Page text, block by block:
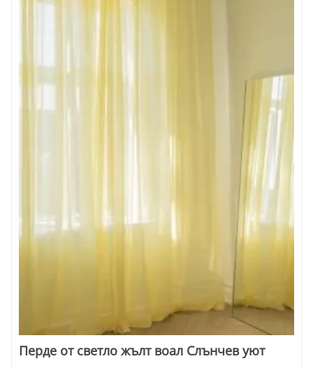
Перде от светло жълт воал Слънчев уют